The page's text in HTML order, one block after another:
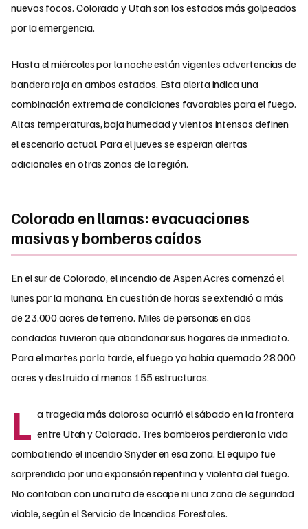
nuevos focos. Colorado y Utah son los estados más golpeados
por la emergencia.
Hasta el miércoles por la noche están vigentes advertencias de
bandera roja en ambos estados. Esta alerta indica una
combinación extrema de condiciones favorables para el fuego.
Altas temperaturas, baja humedad y vientos intensos definen
el escenario actual. Para el jueves se esperan alertas
adicionales en otras zonas de la región.
Colorado en llamas: evacuaciones
masivas y bomberos caídos
En el sur de Colorado, el incendio de Aspen Acres comenzó el
lunes por la mañana. En cuestión de horas se extendió a más
de 23.000 acres de terreno. Miles de personas en dos
condados tuvieron que abandonar sus hogares de inmediato.
Para el martes por la tarde, el fuego ya había quemado 28.000
acres y destruido al menos 155 estructuras.
L a tragedia más dolorosa ocurrió el sábado en la frontera
entre Utah y Colorado. Tres bomberos perdieron la vida
combatiendo el incendio Snyder en esa zona. El equipo fue
sorprendido por una expansión repentina y violenta del fuego.
No contaban con una ruta de escape ni una zona de seguridad
viable, según el Servicio de Incendios Forestales.